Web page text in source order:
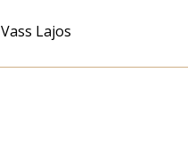
Vass Lajos